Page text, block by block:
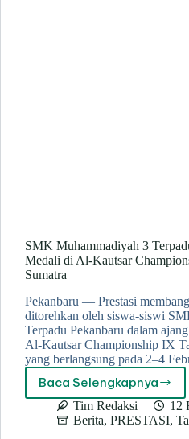
SMK Muhammadiyah 3
Medali di Al-Kautsar
Sumatra
Pekanbaru — Prestasi
ditorehkan oleh siswa-siswi
Terpadu Pekanbaru dalam
Al-Kautsar Championship IX
yang berlangsung pada 2–4
Baca Selengkapnya
SMK
3
Tim Redaksi
12
Berita, PRESTASI,